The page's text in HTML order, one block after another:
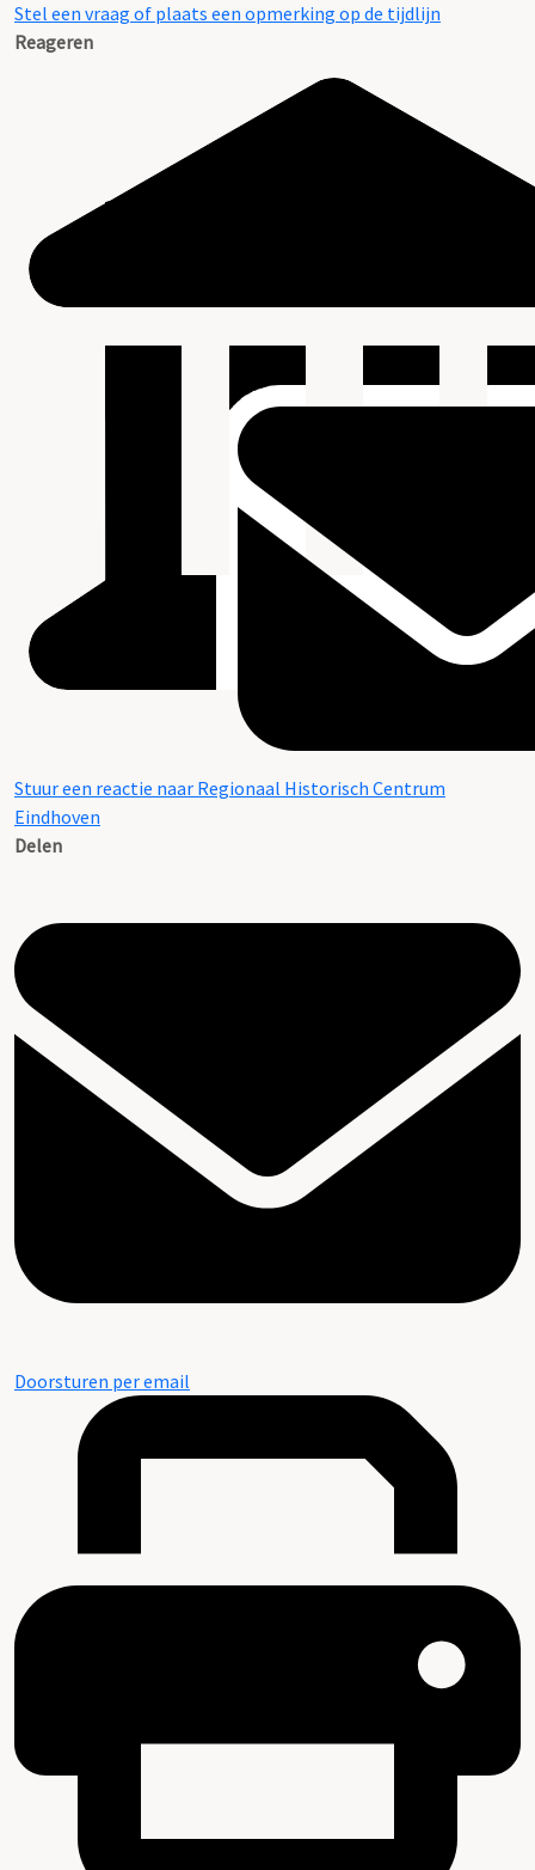
Stel een vraag of plaats een opmerking op de tijdlijn
Reageren
Stuur een reactie naar Regionaal Historisch Centrum
Eindhoven
Delen
Doorsturen per email